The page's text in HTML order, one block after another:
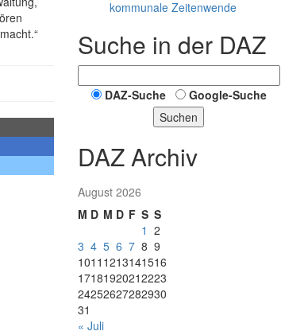
kommunale Zeitenwende
Suche in der DAZ
DAZ-Suche
Google-Suche
Suchen
DAZ Archiv
August 2026
M D M D F S S
1 2
3 4 5 6 7 8 9
1011 1213141516
17181920212223
24252627282930
31
« Juli